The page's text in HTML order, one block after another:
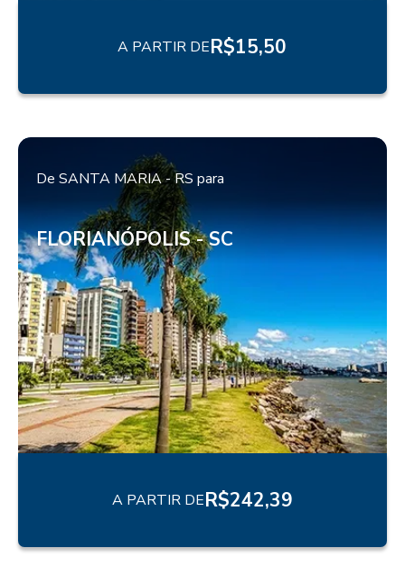
A PARTIR DER$15,50
De SANTA MARIA - RS para
FLORIANÓPOLIS - SC
A PARTIR DER$242,39